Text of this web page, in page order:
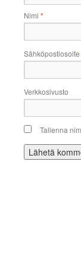
Nimi *
Sähköpostiosoite
Verkkosivusto
Tallenna